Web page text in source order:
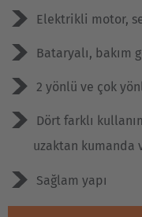
Elektrikli motor,
Bataryalı, bakım
2 yönlü ve çok
Dört farklı
uzaktan kumanda
Sağlam yapı